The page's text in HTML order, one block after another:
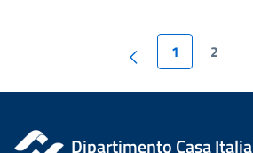
1 2
Dipartimento Casa Italia